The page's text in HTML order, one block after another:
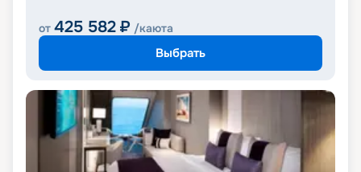
от 425 582 ₽ /каюта
Выбрать